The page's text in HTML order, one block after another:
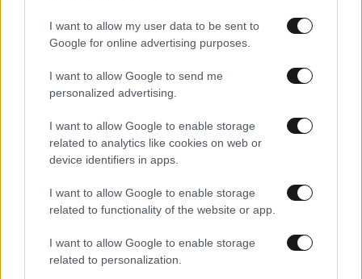
I want to allow my user data to be sent to
Google for online advertising purposes.
I want to allow Google to send me
personalized advertising.
I want to allow Google to enable storage
related to analytics like cookies on web or
device identifiers in apps.
I want to allow Google to enable storage
related to functionality of the website or app.
I want to allow Google to enable storage
related to personalization.
27·07·2023 06:00
Αποστόλου που θα παίξει στην Επίδαυρο: Γιατί
απαγορεύεται; Όποιος δυσαρεστείται, ας μην πάει